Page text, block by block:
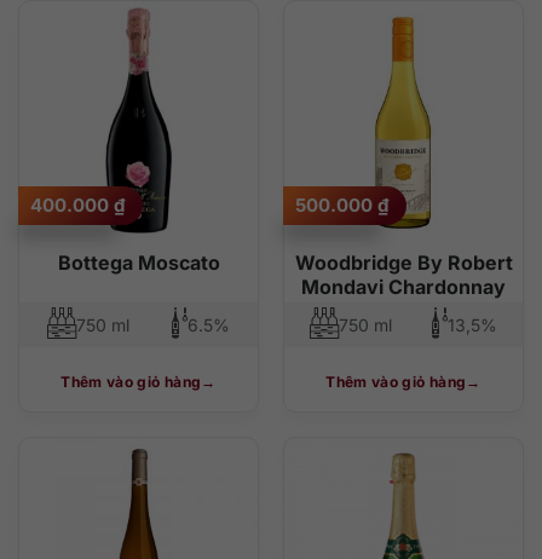
Bottega Moscato
400.000 ₫
750 ml 6.5%
Thêm vào giỏ hàng
Woodbridge By Robert
Mondavi Chardonnay
500.000 ₫
750 ml 13,5%
Thêm vào giỏ hàng